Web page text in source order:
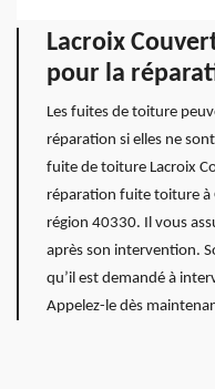
Lacroix
pour la
Les fuites de toiture
réparation si elles ne
fuite de toiture Lacroix
réparation fuite toiture à
région 40330. Il vous
après son intervention.
qu’il est demandé à
Appelez-le dès